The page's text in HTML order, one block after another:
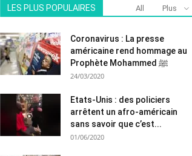
LES PLUS POPULAIRES All Plus
Coronavirus : La presse
américaine rend hommage au
Prophète Mohammed ﷺ
24/03/2020
Etats-Unis : des policiers
arrêtent un afro-américain
sans savoir que c’est...
01/06/2020